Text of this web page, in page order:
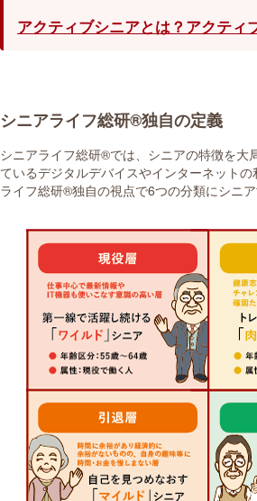
アクティブシニアとは？アクティ
シニアライフ総研®独自の定義
シニアライフ総研®では、シニアの特徴を大
ているデジタルデバイスやインターネット
ライフ総研®独自の視点で6つの分類にシニア